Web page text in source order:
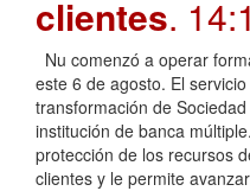
clientes.
Nu comenzó a operar
este 6 de agosto. El
transformación de
institución de banca
protección de los recursos
clientes y le permite